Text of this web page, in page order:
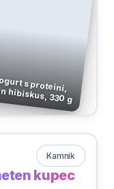
s proteini,
hibiskus, 330 g
Kamnik
kupec